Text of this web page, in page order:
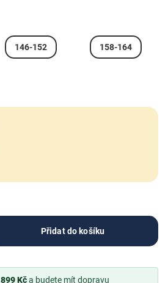
146-152 158-164
Přidat do košíku
899 Kča budete mít dopravu